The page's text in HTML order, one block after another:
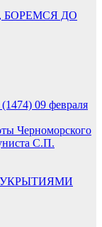
БОРЕМСЯ ДО
09 февраля
Черноморского
С.П.